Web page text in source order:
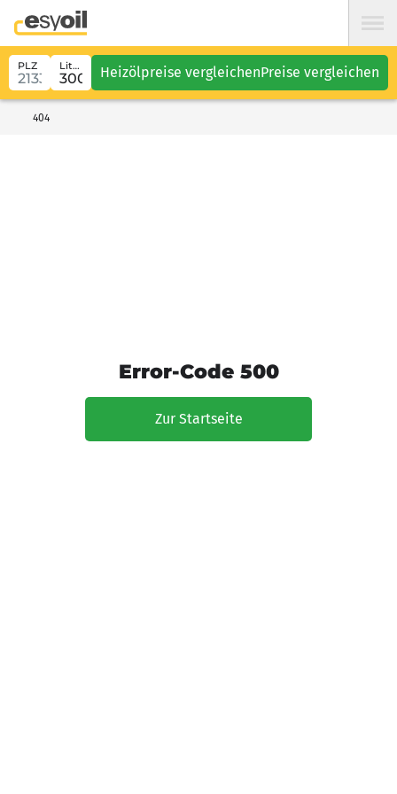
PLZ Liter Heizölpreise vergleichenPreise vergleichen
404
Error-Code 500
Zur Startseite